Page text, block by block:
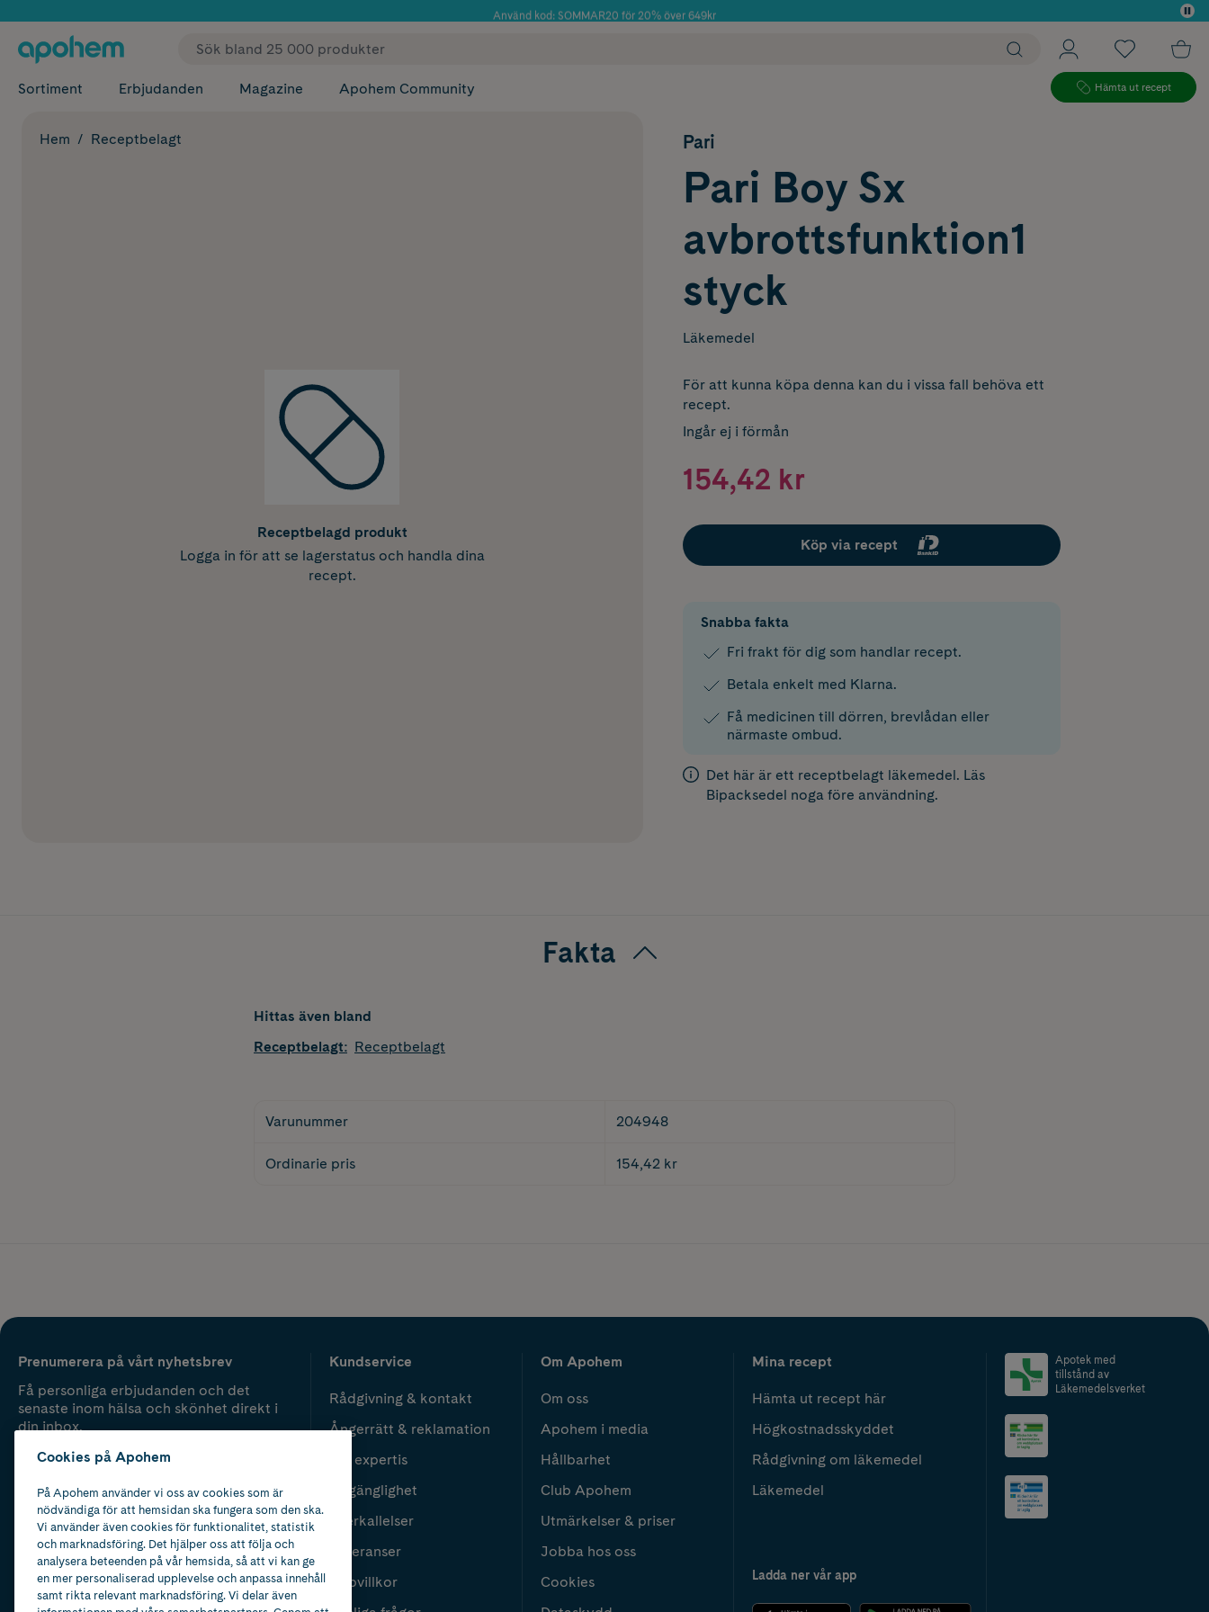
Använd kod: SOMMAR20 för 20% över 649kr
✓ Fri frakt
Sortiment Erbjudanden Magazine Apohem Community Hämta ut recept
Hem Receptbelagt
Receptbelagd produkt
Logga in för att se lagerstatus och handla dina
recept.
Pari
Pari Boy Sx
avbrottsfunktion1
styck
Läkemedel
För att kunna köpa denna kan du i vissa fall behöva ett
recept.
Ingår ej i förmån
154,42 kr
Köp via recept
Snabba fakta
Fri frakt för dig som handlar recept.
Betala enkelt med Klarna.
Få medicinen till dörren, brevlådan eller
närmaste ombud.
Det här är ett receptbelagt läkemedel. Läs
Bipacksedel noga före användning.
Fakta
Hittas även bland
Receptbelagt: Receptbelagt
Varunummer 204948
Ordinarie pris 154,42 kr
Prenumerera på vårt nyhetsbrev
Få personliga erbjudanden och det
senaste inom hälsa och skönhet direkt i
din inbox.
Kundservice
Rådgivning & kontakt
Ångerrätt & reklamation
Vår expertis
Tillgänglighet
Återkallelser
Leveranser
Köpvillkor
Om Apohem
Om oss
Apohem i media
Hållbarhet
Club Apohem
Utmärkelser & priser
Jobba hos oss
Cookies
Mina recept
Hämta ut recept här
Högkostnadsskyddet
Rådgivning om läkemedel
Läkemedel
Ladda ner vår app
Apotek med
tillstånd av
Läkemedelsverket
Cookies på Apohem
På Apohem använder vi oss av cookies som är
nödvändiga för att hemsidan ska fungera som den ska.
Vi använder även cookies för funktionalitet, statistik
och marknadsföring. Det hjälper oss att följa och
analysera beteenden på vår hemsida, så att vi kan ge
en mer personaliserad upplevelse och anpassa innehåll
samt rikta relevant marknadsföring. Vi delar även